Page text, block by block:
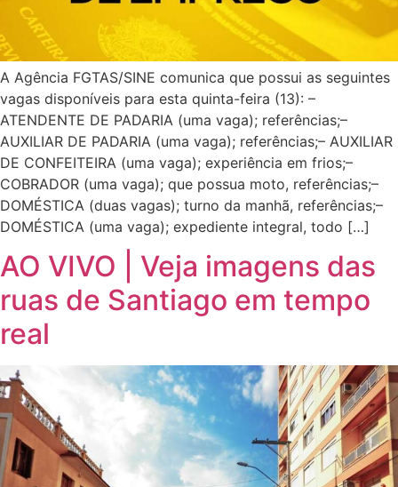
A Agência FGTAS/SINE comunica que possui as seguintes
vagas disponíveis para esta quinta-feira (13): –
ATENDENTE DE PADARIA (uma vaga); referências;–
AUXILIAR DE PADARIA (uma vaga); referências;– AUXILIAR
DE CONFEITEIRA (uma vaga); experiência em frios;–
COBRADOR (uma vaga); que possua moto, referências;–
DOMÉSTICA (duas vagas); turno da manhã, referências;–
DOMÉSTICA (uma vaga); expediente integral, todo […]
AO VIVO | Veja imagens das
ruas de Santiago em tempo
real